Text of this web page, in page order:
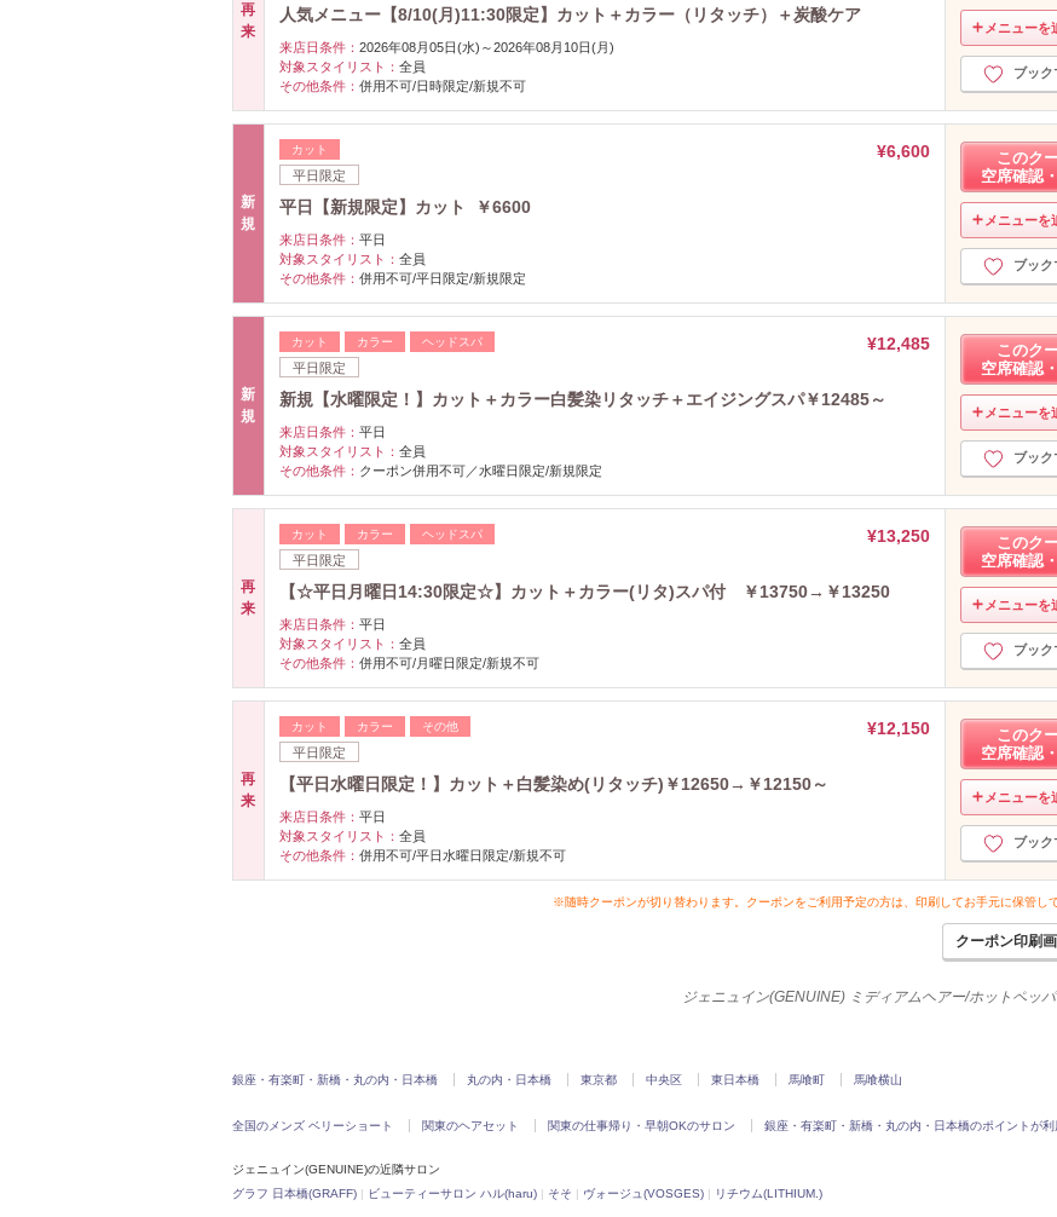
再
来
人気メニュー【8/10(月)11:30限定】カット＋カラー（リタッチ）＋炭酸ケア
来店日条件： 2026年08月05日(水)～2026年08月10日(月)
対象スタイリスト： 全員
その他条件： 併用不可/日時限定/新規不可
メニューを
ブック
新
規
カット
平日限定
¥6,600
平日【新規限定】カット ￥6600
来店日条件： 平日
対象スタイリスト： 全員
その他条件： 併用不可/平日限定/新規限定
このク
空席確認
メニューを
ブック
新
規
カット カラー ヘッドスパ
平日限定
¥12,485
新規【水曜限定！】カット＋カラー白髪染リタッチ＋エイジングスパ￥12485～
来店日条件： 平日
対象スタイリスト： 全員
その他条件： クーポン併用不可／水曜日限定/新規限定
このク
空席確認
メニューを
ブック
再
来
カット カラー ヘッドスパ
平日限定
¥13,250
【☆平日月曜日14:30限定☆】カット＋カラー(リタ)スパ付 ￥13750→￥13250
来店日条件： 平日
対象スタイリスト： 全員
その他条件： 併用不可/月曜日限定/新規不可
このク
空席確認
メニューを
ブック
再
来
カット カラー その他
平日限定
¥12,150
【平日水曜日限定！】カット＋白髪染め(リタッチ)￥12650→￥12150～
来店日条件： 平日
対象スタイリスト： 全員
その他条件： 併用不可/平日水曜日限定/新規不可
このク
空席確認
メニューを
ブック
※随時クーポンが切り替わります。クーポンをご利用予定の方は、印刷してお手元に保管し
クーポン印刷
ジェニュイン(GENUINE) ミディアムヘアー/ホットペッ
銀座・有楽町・新橋・丸の内・日本橋 丸の内・日本橋 東京都 中央区 東日本橋 馬喰町 馬喰横山
全国のメンズ ベリーショート 関東のヘアセット 関東の仕事帰り・早朝OKのサロン 銀座・有楽町・新橋・丸の内・日本橋のポイントが
ジェニュイン(GENUINE)の近隣サロン
グラフ 日本橋(GRAFF) | ビューティーサロン ハル(haru) | そそ | ヴォージュ(VOSGES) | リチウム(LITHIUM.)